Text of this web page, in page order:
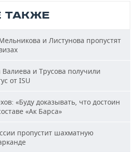
ТАКЖЕ
и Листунова пропустят
Валиева и Трусова получили
от ISU
«Буду доказывать, что достоин
«Ак Барса»
пропустит шахматную